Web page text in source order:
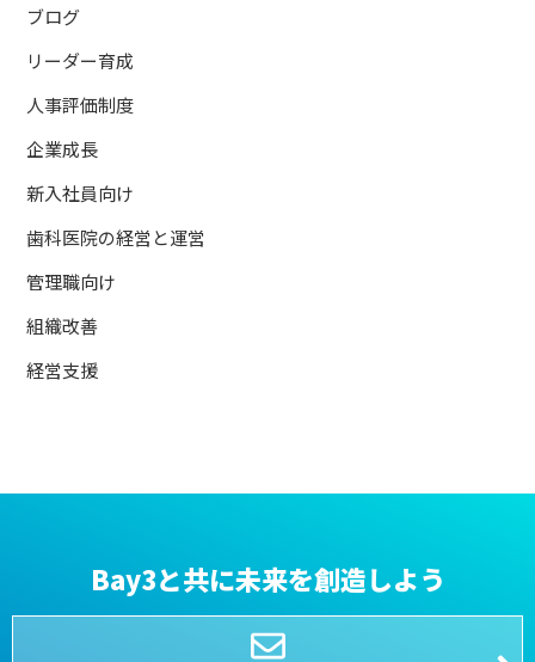
ブログ
リーダー育成
人事評価制度
企業成長
新入社員向け
歯科医院の経営と運営
管理職向け
組織改善
経営支援
Bay3と共に未来を創造しよう